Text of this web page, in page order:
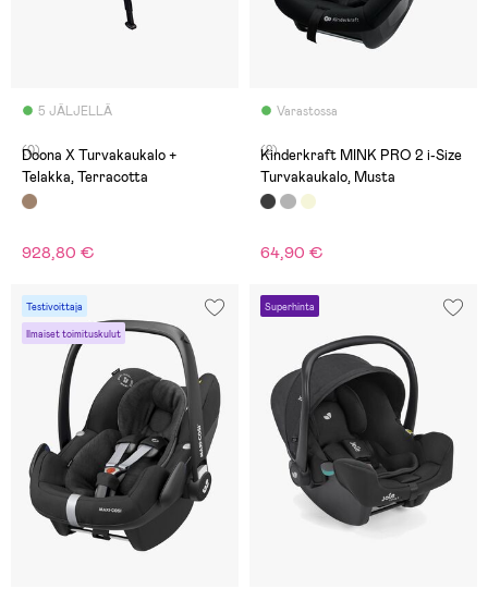
5 JÄLJELLÄ
(0)
Doona X Turvakaukalo +
Telakka, Terracotta
928,80 €
Varastossa
(2)
Kinderkraft MINK PRO 2 i-Size
Turvakaukalo, Musta
64,90 €
Testivoittaja
Ilmaiset toimituskulut
Superhinta